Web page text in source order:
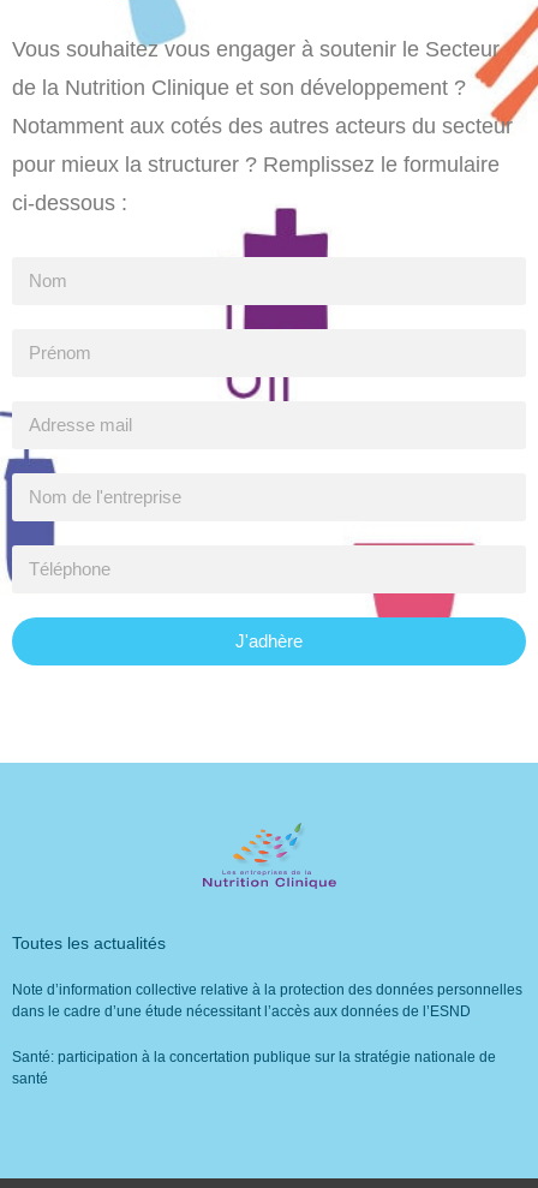
Vous souhaitez vous engager à soutenir le Secteur
de la Nutrition Clinique et son développement ?
Notamment aux cotés des autres acteurs du secteur
pour mieux la structurer ? Remplissez le formulaire
ci-dessous :
J'adhère
Toutes les actualités
Note d’information collective relative à la protection des données personnelles
dans le cadre d’une étude nécessitant l’accès aux données de l’ESND
Santé: participation à la concertation publique sur la stratégie nationale de
santé